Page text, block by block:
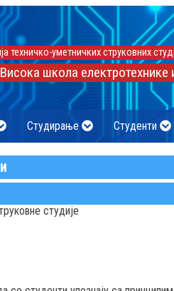
техничко-уметничких струковних
школа електротехнике
Студирање Студенти
студије